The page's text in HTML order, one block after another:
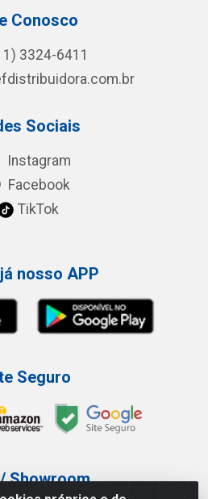
Conosco
3324-6411
Sociais
Instagram
Facebook
TikTok
nosso APP
Seguro
Showroom